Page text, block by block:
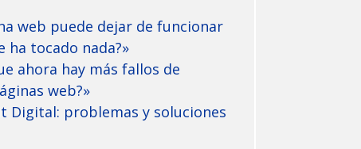
web puede dejar de funcionar
ha tocado nada?»
ahora hay más fallos de
web?»
Digital: problemas y soluciones